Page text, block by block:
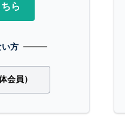
ら
方
会員）